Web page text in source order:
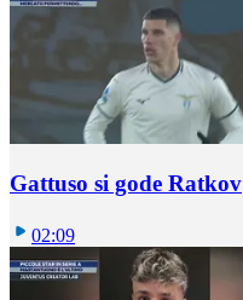
Gattuso si gode Ratkov
02:09